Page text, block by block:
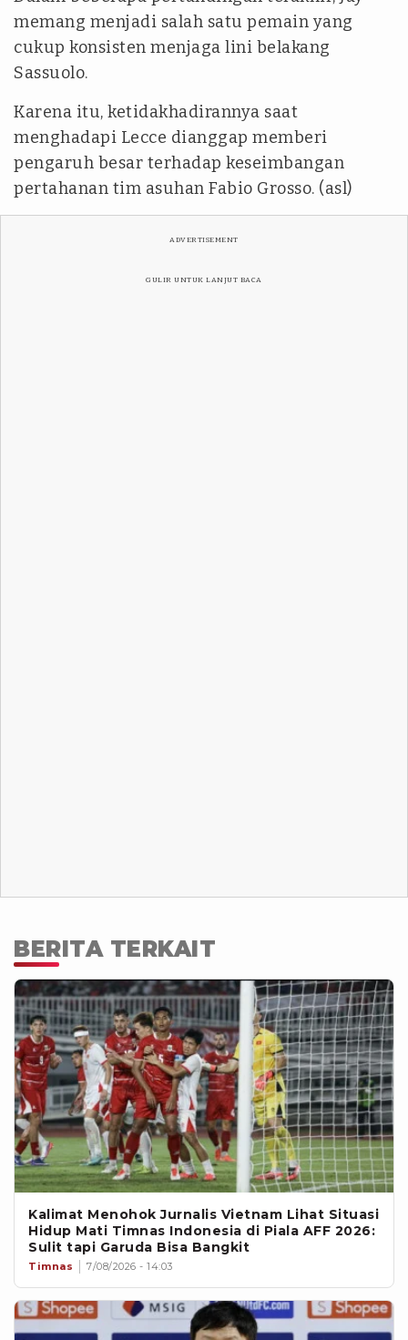
memang menjadi salah satu pemain yang
cukup konsisten menjaga lini belakang
Sassuolo.
Karena itu, ketidakhadirannya saat
menghadapi Lecce dianggap memberi
pengaruh besar terhadap keseimbangan
pertahanan tim asuhan Fabio Grosso. (asl)
ADVERTISEMENT
GULIR UNTUK LANJUT BACA
BERITA TERKAIT
Kalimat Menohok Jurnalis Vietnam Lihat Situasi
Hidup Mati Timnas Indonesia di Piala AFF 2026:
Sulit tapi Garuda Bisa Bangkit
Timnas 7/08/2026 - 14:03